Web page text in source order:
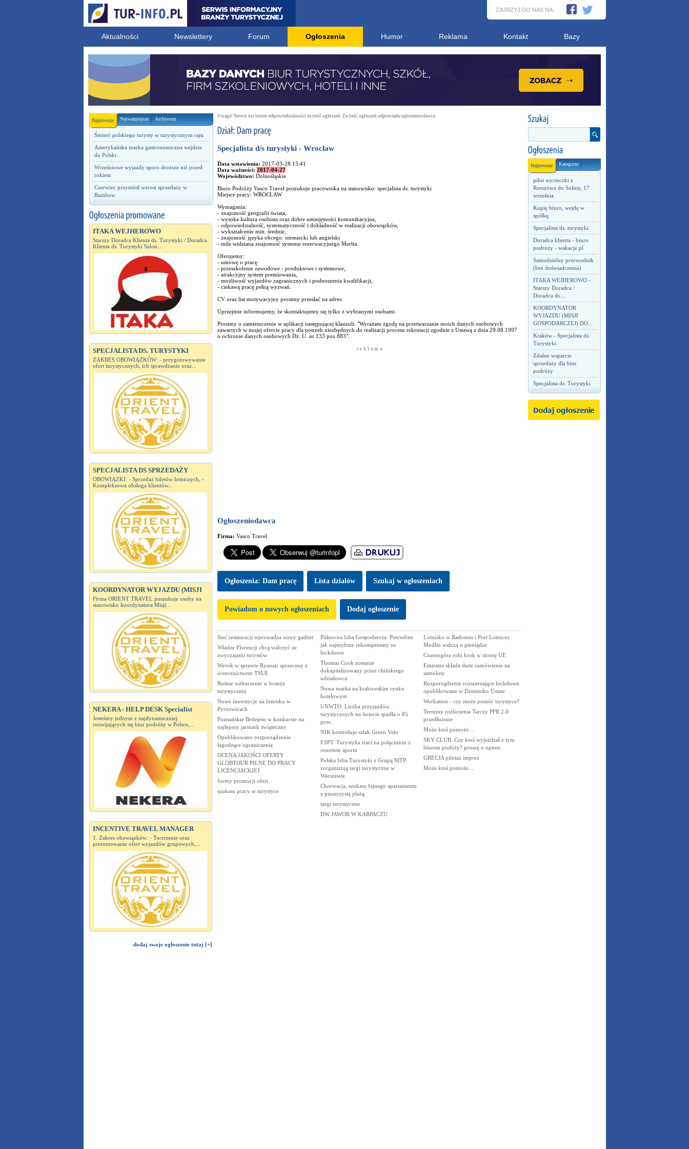
ZAJRZYJ DO NAS NA:
Aktualności Newslettery Forum Ogłoszenia Humor Reklama Kontakt Bazy
Najnowsze Najważniejsze Archiwum
Śmierć polskiego turysty w turystycznym raju
Amerykańska marka gastronomiczna wejdzie
do Polski
Wrześniowe wyjazdy sporo droższe niż przed
rokiem
Czerwiec przyniósł wzrost sprzedaży w
Rainbow
ITAKA WEJHEROWO
Starszy Doradca Klienta ds. Turystyki / Doradca
Klienta ds. Turystyki Salon...
SPECJALISTA DS. TURYSTYKI
ZAKRES OBOWIĄZKÓW: - przygotowywanie
ofert turystycznych, ich sprawdzanie oraz...
SPECJALISTA DS SPRZEDAŻY
OBOWIĄZKI: - Sprzedaż biletów lotniczych, -
Kompleksowa obsługa klientów...
KOORDYNATOR WYJAZDU (MISJI
Firma ORIENT TRAVEL poszukuje osoby na
stanowisko koordynatora Misji...
NEKERA - HELP DESK Specialist
Jesteśmy jednym z najdynamiczniej
rozwijających się biur podróży w Polsce,...
INCENTIVE TRAVEL MANAGER
1. Zakres obowiązków: - Tworzenie oraz
prezentowanie ofert wyjazdów grupowych,...
dodaj swoje ogłoszenie tutaj [+]
Najnowsze Kategorie
pilot wycieczki z
Rzeszowa do Soliny, 17
września
Kupię biuro, wejdę w
spółkę.
Specjalista ds. turystyki
Doradca klienta - biuro
podróży - wakacje.pl
Samodzielny przewodnik
(bez doświadczenia)
ITAKA WEJHEROWO -
Starszy Doradca /
Doradca ds....
KOORDYNATOR
WYJAZDU (MISJI
GOSPODARCZEJ) DO...
Kraków - Specjalista ds.
Turystyki
Zdalne wsparcie
sprzedaży dla biur
podróży
Specjalista ds. Turystyki
Uwaga! Serwis nie bierze odpowiedzialności za treść ogłoszeń. Za treść ogłoszeń odpowiada ogłoszeniodawca.
Specjalista d/s turystyki - Wrocław
Data wstawienia: 2017-03-28 15:41
Data ważności: 2017-04-27
Województwo: Dolnośląskie
Biuro Podróży Vasco Travel poszukuje pracownika na stanowisko: specjalista ds. turystyki
Miejsce pracy: WROCŁAW
Wymagania:
- znajomość geografii świata,
- wysoka kultura osobista oraz dobre umiejętności komunikacyjne,
- odpowiedzialność, systematyczność i dokładność w realizacji obowiązków,
- wykształcenie min. średnie,
- znajomość języka obcego: niemiecki lub angielski
- mile widziana znajomość systemu rezerwacyjnego Merlin.
Oferujemy:
- umowę o pracę
- przeszkolenie zawodowe - produktowe i systemowe,
- atrakcyjny system premiowania,
- możliwość wyjazdów zagranicznych i podnoszenia kwalifikacji,
- ciekawą pracę pełną wyzwań.
CV oraz list motywacyjny prosimy przesłać na adres:
Uprzejmie informujemy, że skontaktujemy się tylko z wybranymi osobami.
Prosimy o zamieszczenie w aplikacji następującej klauzuli: "Wyrażam zgodę na przetwarzanie moich danych osobowych
zawartych w mojej ofercie pracy dla potrzeb niezbędnych do realizacji procesu rekrutacji zgodnie z Ustawą z dnia 29.08.1997
o ochronie danych osobowych Dz. U. nr 133 poz.883".
r e k l a m a
Ogłoszeniodawca
Firma: Vasco Travel
Ogłoszenia: Dam pracę Lista dzialów Szukaj w ogłoszeniach
Powiadom o nowych ogłoszeniach Dodaj ogłoszenie
Sieć restauracji wprowadza nowy gadżet
Władze Florencji chcą walczyć ze
zwyczajami turystów
Wyrok w sprawie Ryanair sprzeczny z
orzecznictwem TSUE
Rośnie wzburzenie w branży
turystycznej
Nowe inwestycje na lotnisku w
Pyrzowicach
Poznańskie Betlejem w konkursie na
najlepszy jarmark świąteczny
Opublikowano rozporządzenie
łagodzące ograniczenia
OCENA JAKOŚCI OFERTY
GLOBTOUR PILNE DO PRACY
LICENCJACKIEJ
formy promocji ofert
szukam pracy w turystyce
Północna Izba Gospodarcza: Potrzebne
jak najszybsze rekompensaty za
lockdown
Thomas Cook zostanie
dokapitalizowany przez chińskiego
udziałowca
Nowa marka na krakowskim rynku
hotelowym
UNWTO: Liczba przyjazdów
turystycznych na świecie spadła o 85
proc.
NIK kontroluje szlak Green Velo
ESPT: Turystyka traci na połączeniu z
resortem sportu
Polska Izba Turystyki z Grupą MTP
zorganizują targi turystyczne w
Warszawie
Chorwacja, szukam fajnego apartamentu
z piaszczystą plażą
targi turystyczne
DW JAWOR W KARPACZU
Lotnisko w Radomiu i Port Lotniczy
Modlin walczą o pieniądze
Czarnogóra robi krok w stronę UE
Emirates składa duże zamówienie na
samoloty
Rozporządzenie rozszerzające lockdown
opublikowane w Dzienniku Ustaw
Workation - czy może pomóc turystyce?
Terminy rozliczenia Tarczy PFR 2.0
przedłużone
Może ktoś pomoże....
SKY CLUB..Czy ktoś wyjeżdżał z tym
biurem podóży? proszę o opinie..
GRECJA pilotaz imprez
Może ktoś pomoże....